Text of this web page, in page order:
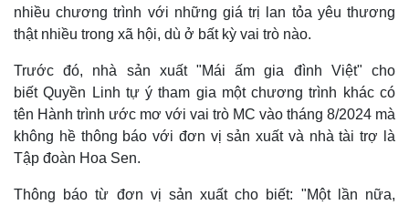
Kinh tế
Khởi nghiệp
Tiêu dùng
nhiều chương trình với những giá trị lan tỏa yêu thương
thật nhiều trong xã hội, dù ở bất kỳ vai trò nào.
Trước đó, nhà sản xuất "Mái ấm gia đình Việt" cho
biết Quyền Linh tự ý tham gia một chương trình khác có
tên Hành trình ước mơ với vai trò MC vào tháng 8/2024 mà
không hề thông báo với đơn vị sản xuất và nhà tài trợ là
Tập đoàn Hoa Sen.
Thông báo từ đơn vị sản xuất cho biết: "Một lần nữa,